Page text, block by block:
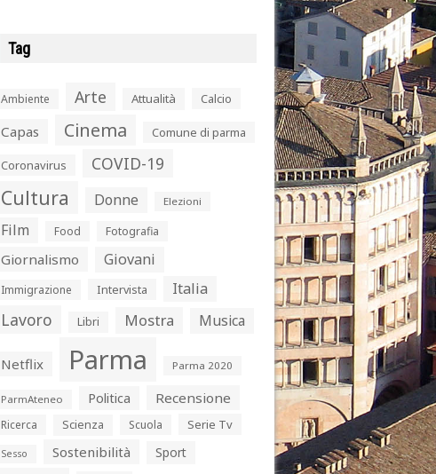
Tag
Ambiente Arte Attualità Calcio
Capas Cinema Comune di parma
Coronavirus COVID-19
Cultura Donne Elezioni
Film Food Fotografia
Giornalismo Giovani
Immigrazione Intervista Italia
Lavoro Libri Mostra Musica
Netflix Parma Parma 2020
ParmAteneo Politica Recensione
Ricerca Scienza Scuola Serie Tv
Sesso Sostenibilità Sport